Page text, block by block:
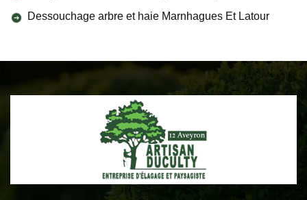
Dessouchage arbre et haie Marnhagues Et Latour